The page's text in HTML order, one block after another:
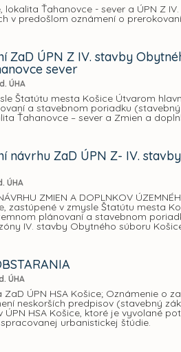
lokalita Ťahanovce - sever a ÚPN Z
v predošlom oznámení o
ZaD ÚPN Z IV. stavby
sever
ÚHA
Štatútu mesta Košice Útvarom
a stavebnom poriadku
Ťahanovce – sever a Zmien a
návrhu ZaD ÚPN Z- IV.
ÚHA
ZMIEN A DOPLNKOV
zastúpené v zmysle Štatútu mesta
plánovaní a stavebnom
IV. stavby Obytného súboru
ÚHA
ÚPN HSA Košice; Oznámenie o
neskorších predpisov (stavebný
HSA Košice, ktoré je vyvolané
urbanistickej štúdie.